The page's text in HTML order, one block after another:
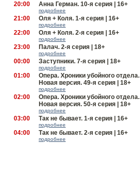
20:00 Анна Герман. 10-я серия | 16+
подробнее
21:00 Оля + Коля. 1-я серия | 16+
подробнее
22:00 Оля + Коля. 2-я серия | 16+
подробнее
23:00 Палач. 2-я серия | 18+
подробнее
00:00 Заступники. 7-я серия | 18+
подробнее
01:00
Опера. Хроники убойного отдела.
Новая версия. 49-я серия | 18+
подробнее
02:00
Опера. Хроники убойного отдела.
Новая версия. 50-я серия | 18+
подробнее
03:00 Так не бывает. 1-я серия | 16+
подробнее
04:00 Так не бывает. 2-я серия | 16+
подробнее